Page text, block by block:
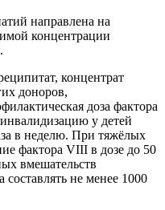
направлена на
концентрации
концентрат
доноров,
доза фактора
у детей
в неделю. При тяжёлых
фактора VIII в дозе до 50
вмешательств
не менее 1000